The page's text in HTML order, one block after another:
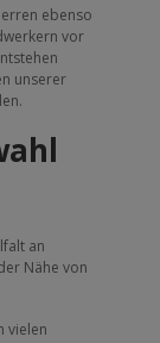
ebenso
vor
unserer
an
Nähe von
vielen